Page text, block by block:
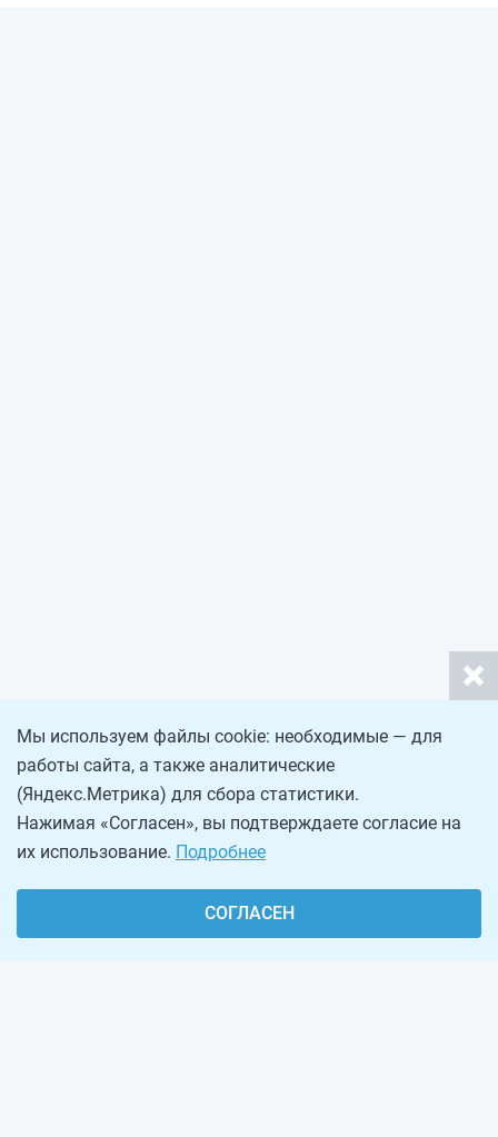
Мы используем файлы cookie: необходимые — для
работы сайта, а также аналитические
(Яндекс.Метрика) для сбора статистики.
Нажимая «Согласен», вы подтверждаете согласие на
их использование. Подробнее
СОГЛАСЕН